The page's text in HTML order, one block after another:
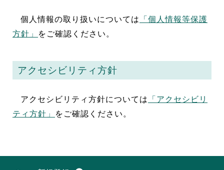
個人情報の取り扱いについては 「個人情報等保護
方針」 をご確認ください。
アクセシビリティ方針
アクセシビリティ方針については 「アクセシビリ
ティ方針」 をご確認ください。